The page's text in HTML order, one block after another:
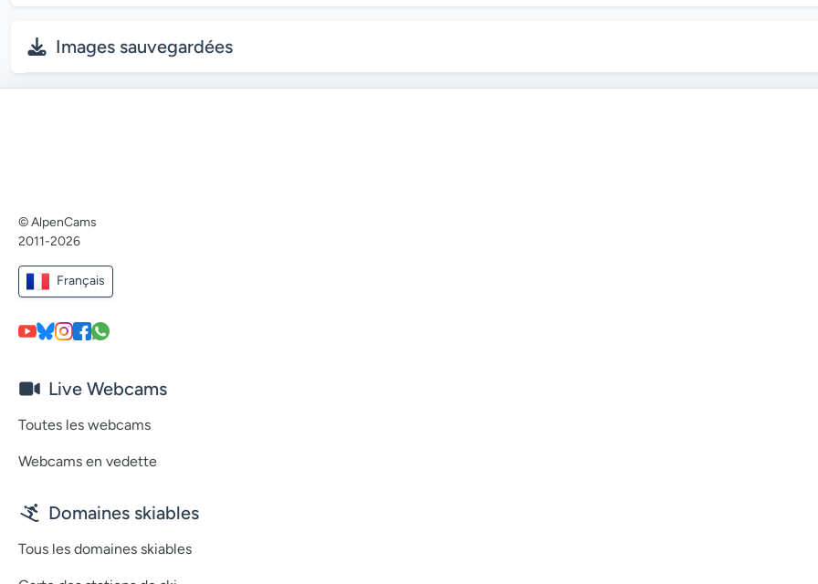
Images sauvegardées
© AlpenCams
2011-2026
Français
Live Webcams
Toutes les webcams
Webcams en vedette
Domaines skiables
Tous les domaines skiables